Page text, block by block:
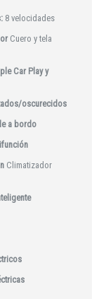
8 velocidades
Cuero y tela
Car Play y
oscurecidos
a bordo
Climatizador